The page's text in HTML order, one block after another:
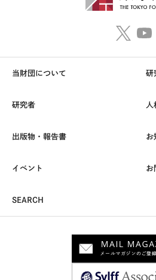
当財団について 研
研究者 人
出版物・報告書 お
イベント お
SEARCH